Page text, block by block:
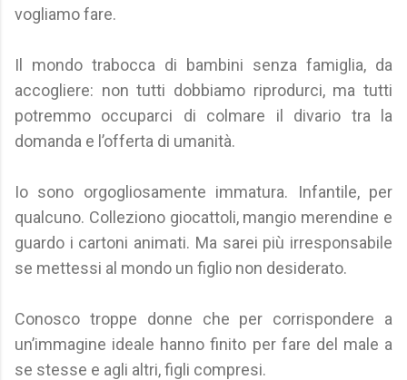
vogliamo fare.
Il mondo trabocca di bambini senza famiglia, da
accogliere: non tutti dobbiamo riprodurci, ma tutti
potremmo occuparci di colmare il divario tra la
domanda e l’offerta di umanità.
Io sono orgogliosamente immatura. Infantile, per
qualcuno. Colleziono giocattoli, mangio merendine e
guardo i cartoni animati. Ma sarei più irresponsabile
se mettessi al mondo un figlio non desiderato.
Conosco troppe donne che per corrispondere a
un’immagine ideale hanno finito per fare del male a
se stesse e agli altri, figli compresi.